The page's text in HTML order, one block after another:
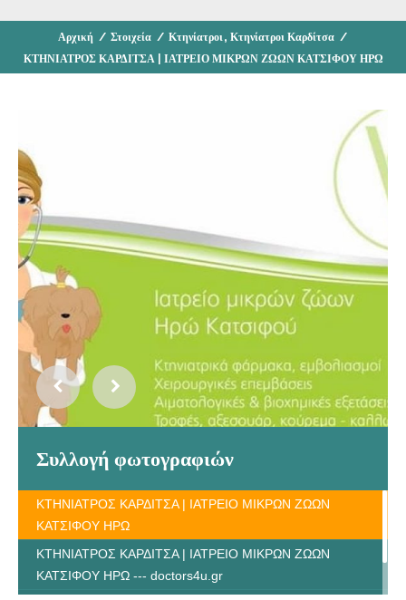
Αρχική / Στοιχεία / Κτηνίατροι , Κτηνίατροι Καρδίτσα /
ΚΤΗΝΙΑΤΡΟΣ ΚΑΡΔΙΤΣΑ | ΙΑΤΡΕΙΟ ΜΙΚΡΩΝ ΖΩΩΝ ΚΑΤΣΙΦΟΥ ΗΡΩ
Συλλογή φωτογραφιών
ΚΤΗΝΙΑΤΡΟΣ ΚΑΡΔΙΤΣΑ | ΙΑΤΡΕΙΟ ΜΙΚΡΩΝ ΖΩΩΝ
ΚΑΤΣΙΦΟΥ ΗΡΩ
ΚΤΗΝΙΑΤΡΟΣ ΚΑΡΔΙΤΣΑ | ΙΑΤΡΕΙΟ ΜΙΚΡΩΝ ΖΩΩΝ
ΚΑΤΣΙΦΟΥ ΗΡΩ --- doctors4u.gr